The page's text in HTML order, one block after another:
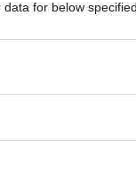
for below
utmärkas med
och då faller
gäller